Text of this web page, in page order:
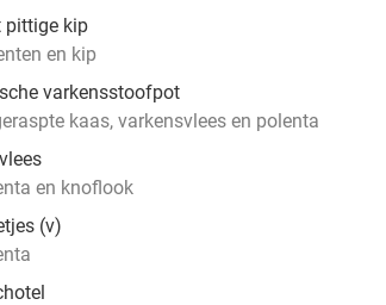
pittige kip
en kip
varkensstoofpot
kaas, varkensvlees en polenta
en knoflook
(v)